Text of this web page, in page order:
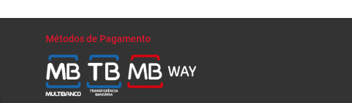
Métodos de Pagamento